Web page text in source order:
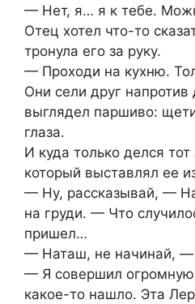
— Нет, я… я к тебе.
Отец хотел что-то
тронула его за руку.
— Проходи на кухню.
Они сели друг
выглядел паршиво:
глаза.
И куда только делся
который выставлял ее
— Ну, рассказывай, —
на груди. — Что
пришел…
— Наташ, не начинай, —
— Я совершил огромную
какое-то нашло. Эта